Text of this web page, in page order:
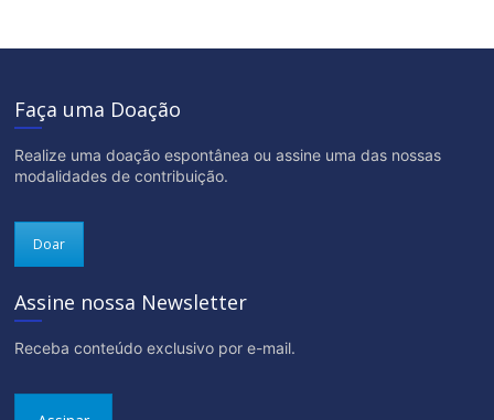
Faça uma Doação
Realize uma doação espontânea ou assine uma das nossas
modalidades de contribuição.
Doar
Assine nossa Newsletter
Receba conteúdo exclusivo por e-mail.